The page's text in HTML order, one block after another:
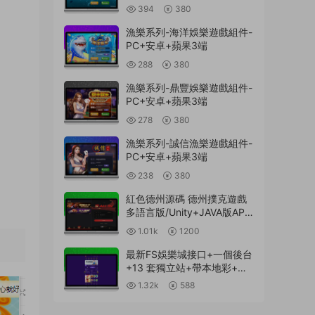
394 380
漁樂系列-海洋娛樂遊戲組件-
PC+安卓+蘋果3端
288 380
漁樂系列-鼎豐娛樂遊戲組件-
PC+安卓+蘋果3端
278 380
漁樂系列-誠信漁樂遊戲組件-
PC+安卓+蘋果3端
238 380
紅色德州源碼 德州撲克遊戲
多語言版/Unity+JAVA版APP
雙端源碼/中英繁三語言+帶
控+帶彩池持倉/完美運行
1.01k 1200
最新FS娛樂城接口+一個後台
+13 套獨立站+帶本地彩+一
鍵搭建腳本
1.32k 588